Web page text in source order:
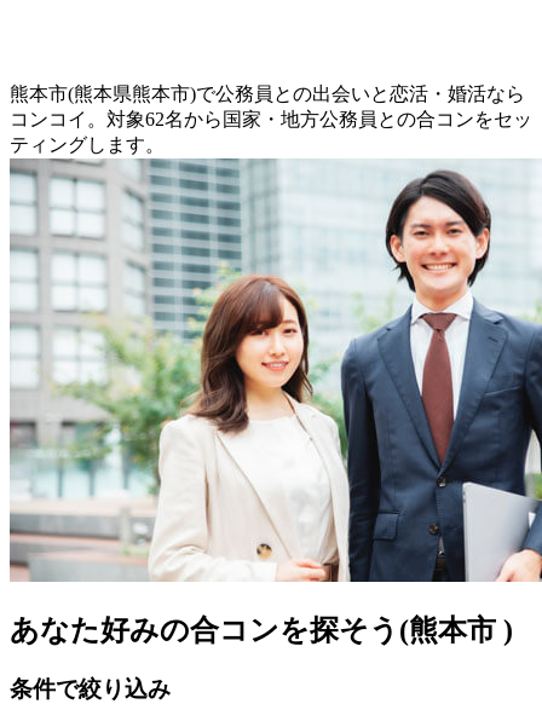
熊本市(熊本県熊本市)で公務員との出会いと恋活・婚活なら
コンコイ。対象62名から国家・地方公務員との合コンをセッ
ティングします。
あなた好みの合コンを探そう(熊本市 )
条件で絞り込み